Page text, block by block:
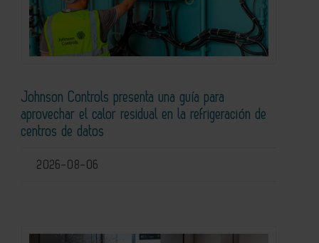
Johnson Controls presenta una guía para
aprovechar el calor residual en la refrigeración de
centros de datos
2026-08-06